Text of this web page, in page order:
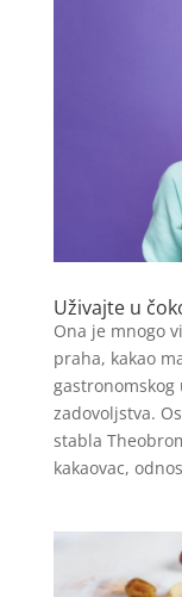
Uživajte u
Ona je mnogo
praha, kakao
zadovoljstva.
stabla
kakaovac,